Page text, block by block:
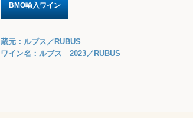
BMO輸入ワイン
蔵元：ルブス／RUBUS
ワイン名：ルブス 2023／RUBUS